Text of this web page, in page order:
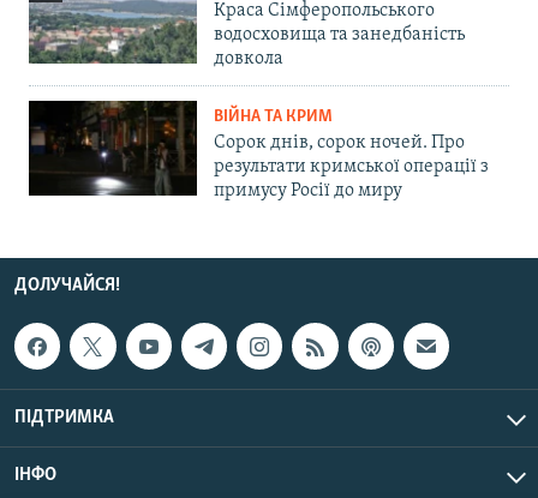
Краса Сімферопольського
водосховища та занедбаність
довкола
ВІЙНА ТА КРИМ
Сорок днів, сорок ночей. Про
результати кримської операції з
примусу Росії до миру
ДОЛУЧАЙСЯ!
ПІДТРИМКА
ІНФО